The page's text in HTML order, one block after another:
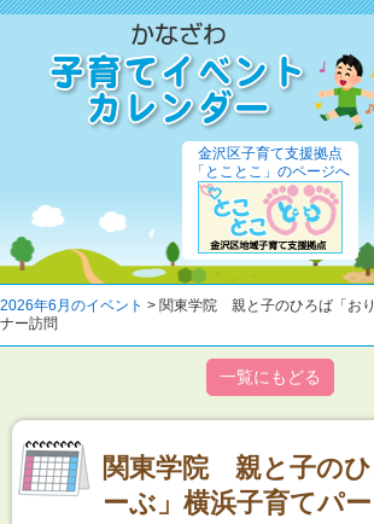
金沢区子育て支援拠点
「とことこ」のページへ
2026年6月のイベント > 関東学院 親と子のひろば「お
ナー訪問
一覧にもどる
関東学院 親と子のひ
ーぶ」横浜子育てパ